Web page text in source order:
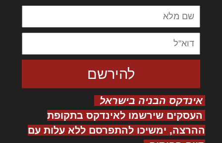
אינדקס הבניה בישראל
העסקים שירשמו לאינדקס בתקופת
ההרצה, ימשיכו להתפרסם ללא עלות עם